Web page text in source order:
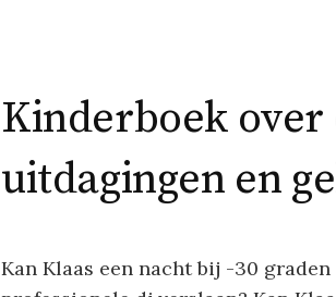
Kinderboek
uitdagingen en
Kan Klaas een nacht bij -30